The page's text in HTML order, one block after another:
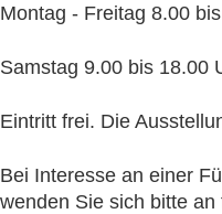
Montag - Freitag 8.00
Samstag 9.00 bis 18.00
Eintritt frei. Die
Bei Interesse an einer
wenden Sie sich bitte